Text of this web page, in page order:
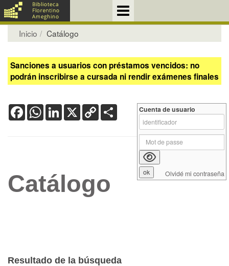
Inicio Catálogo
Sanciones a usuarios con préstamos vencidos: no
podrán inscribirse a cursada ni rendir exámenes finales
FacebookWhatsApp
LinkedIn
X Copy
Link
Catálogo
Resultado de la búsqueda
Cuenta de usuario
Olvidé mi contraseña